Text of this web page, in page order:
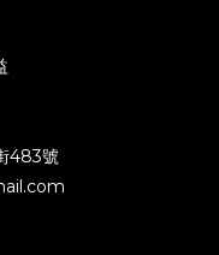
483號